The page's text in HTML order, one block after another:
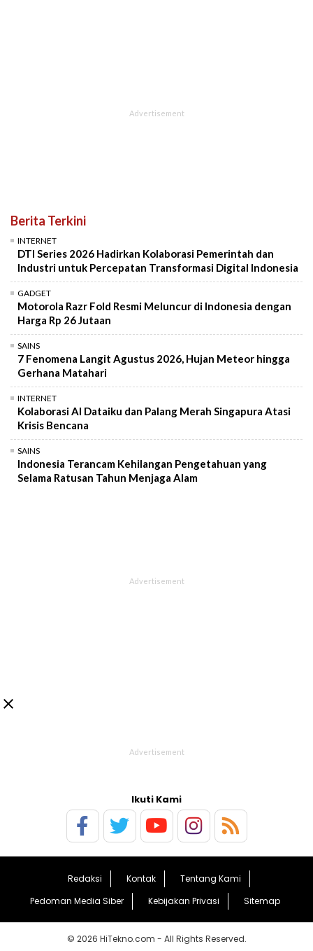
Berita Terkini
INTERNET
DTI Series 2026 Hadirkan Kolaborasi Pemerintah dan
Industri untuk Percepatan Transformasi Digital Indonesia
GADGET
Motorola Razr Fold Resmi Meluncur di Indonesia dengan
Harga Rp 26 Jutaan
SAINS
7 Fenomena Langit Agustus 2026, Hujan Meteor hingga
Gerhana Matahari
INTERNET
Kolaborasi AI Dataiku dan Palang Merah Singapura Atasi
Krisis Bencana
SAINS
Indonesia Terancam Kehilangan Pengetahuan yang
Selama Ratusan Tahun Menjaga Alam

Ikuti Kami
Redaksi Kontak
Tentang Kami
Pedoman Media Siber
Kebijakan Privasi Sitemap
© 2026 HiTekno.com - All Rights Reserved.